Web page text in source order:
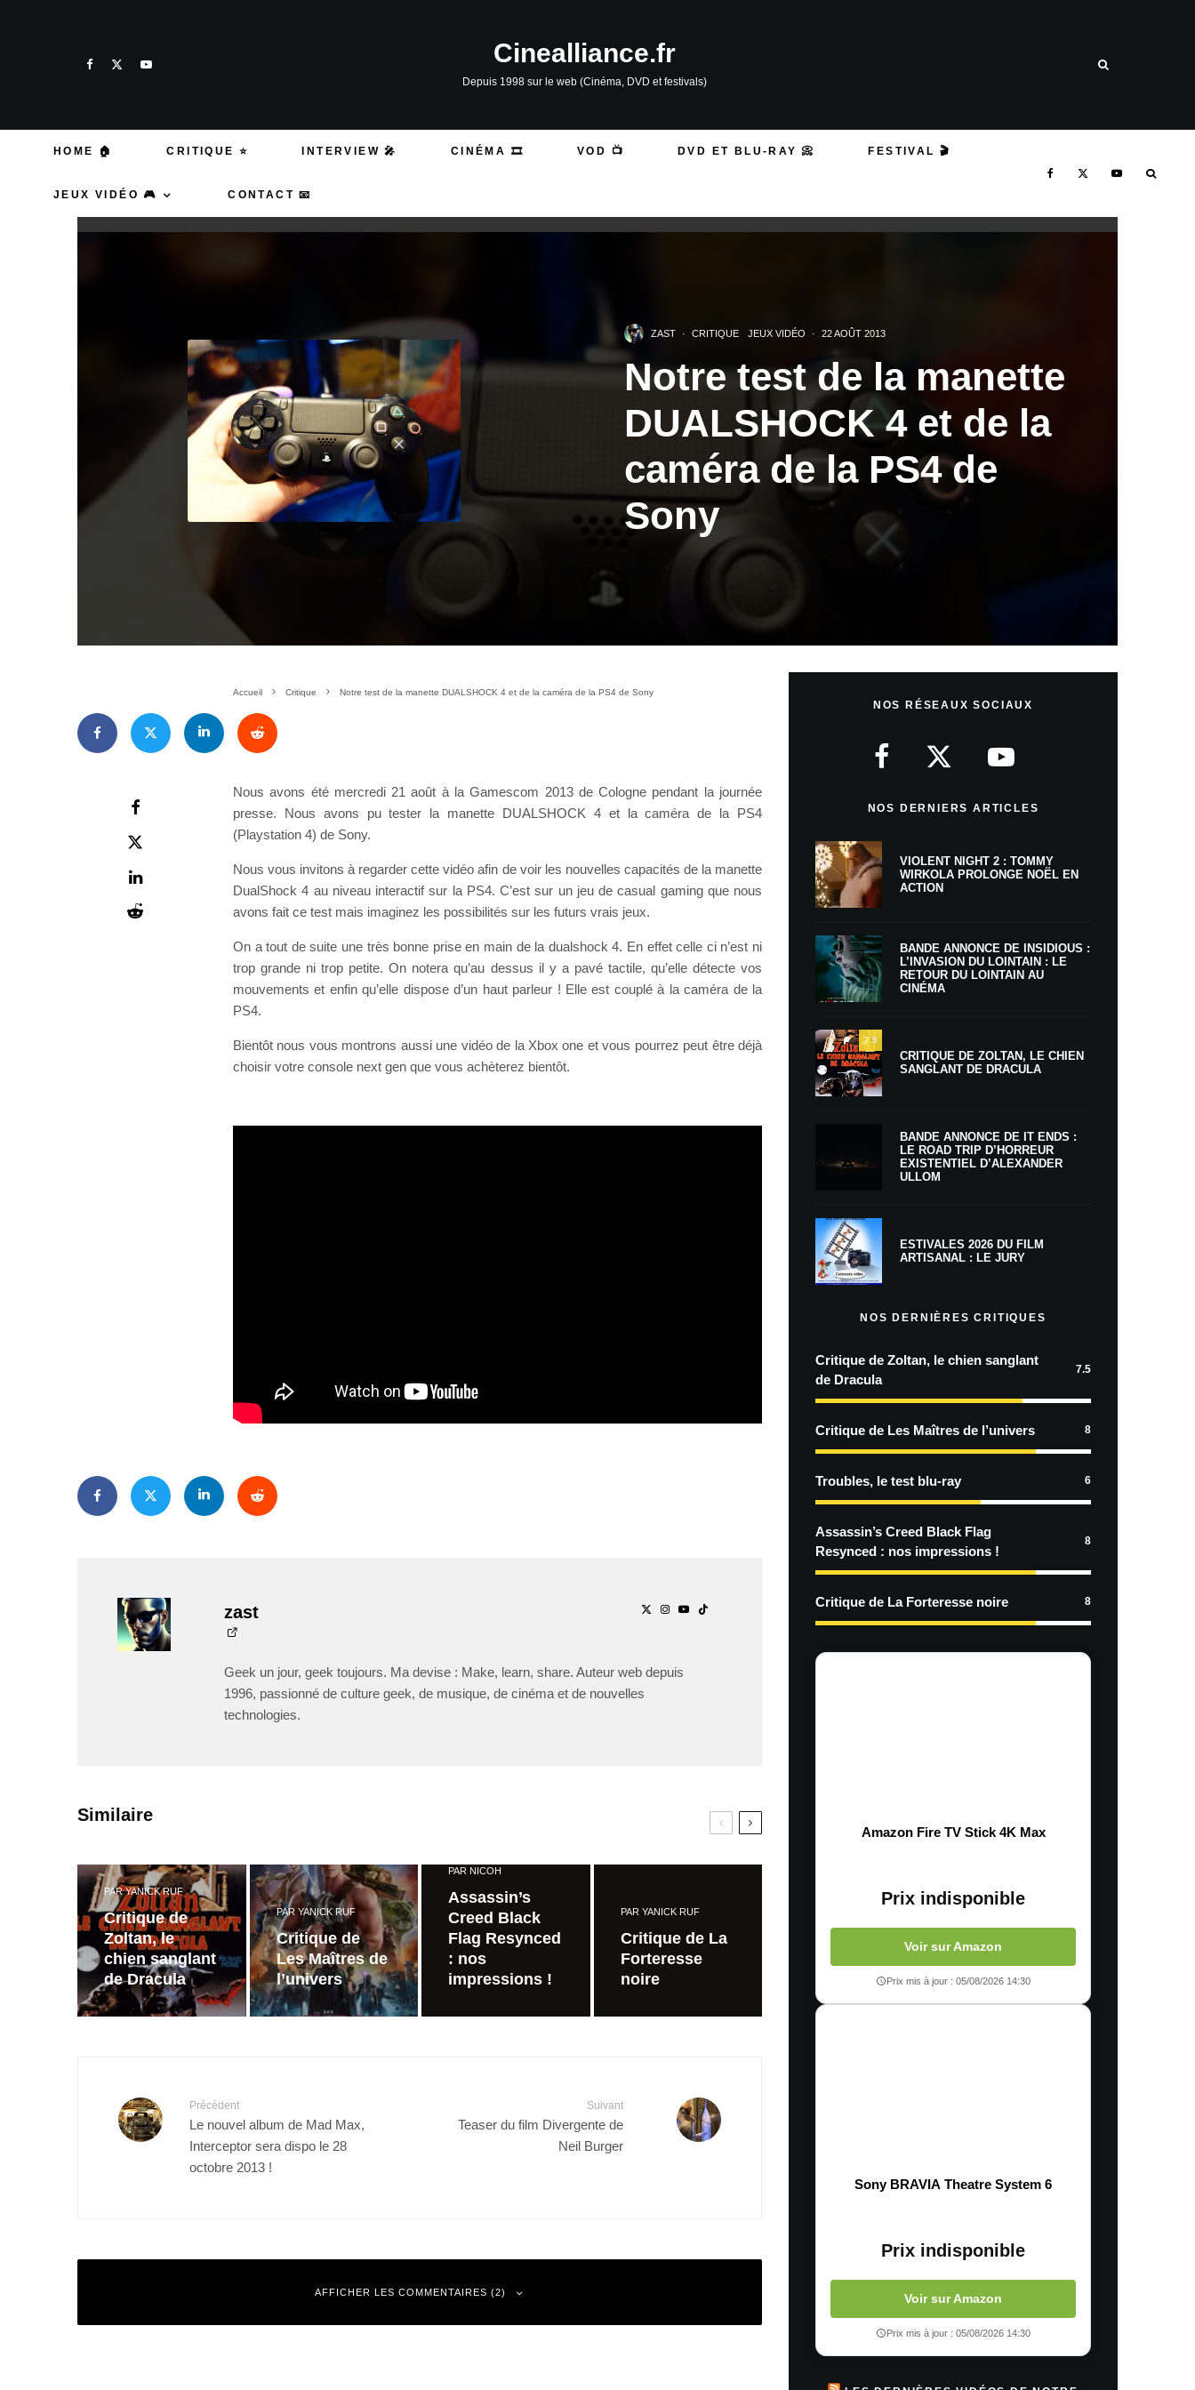
Cinealliance.fr
Depuis 1998 sur le web (Cinéma, DVD et festivals)
HOME 🏠 CRITIQUE ⭐ INTERVIEW 🎤 CINÉMA 🎞️ VOD 📺 DVD ET BLU-RAY 📀 FESTIVAL 🎬
JEUX VIDÉO 🎮 CONTACT 📧
ZAST · CRITIQUE JEUX VIDÉO · 22 AOÛT 2013
Notre test de la manette
DUALSHOCK 4 et de la
caméra de la PS4 de
Sony
Accueil Critique Notre test de la manette DUALSHOCK 4 et de la caméra de la PS4 de Sony
Nous avons été mercredi 21 août à la Gamescom 2013 de Cologne pendant la journée
presse. Nous avons pu tester la manette DUALSHOCK 4 et la caméra de la PS4
(Playstation 4) de Sony.
Nous vous invitons à regarder cette vidéo afin de voir les nouvelles capacités de la manette
DualShock 4 au niveau interactif sur la PS4. C’est sur un jeu de casual gaming que nous
avons fait ce test mais imaginez les possibilités sur les futurs vrais jeux.
On a tout de suite une très bonne prise en main de la dualshock 4. En effet celle ci n’est ni
trop grande ni trop petite. On notera qu’au dessus il y a pavé tactile, qu’elle détecte vos
mouvements et enfin qu’elle dispose d’un haut parleur ! Elle est couplé à la caméra de la
PS4.
Bientôt nous vous montrons aussi une vidéo de la Xbox one et vous pourrez peut être déjà
choisir votre console next gen que vous achèterez bientôt.
zast
Geek un jour, geek toujours. Ma devise : Make, learn, share. Auteur web depuis
1996, passionné de culture geek, de musique, de cinéma et de nouvelles
technologies.
Similaire
PARYANICK RUF
Critique de
Zoltan, le
chien sanglant
de Dracula
PAR YANICK RUF
Critique de
Les Maîtres de
l’univers
PAR NICOH
Assassin’s
Creed Black
Flag Resynced
: nos
impressions !
PAR YANICK RUF
Critique de La
Forteresse
noire
Précédent
Le nouvel album de Mad Max,
Interceptor sera dispo le 28
octobre 2013 !
Suivant
Teaser du film Divergente de
Neil Burger
AFFICHER LES COMMENTAIRES (2)
NOS RÉSEAUX SOCIAUX
NOS DERNIERS ARTICLES
VIOLENT NIGHT 2 : TOMMY
WIRKOLA PROLONGE NOËL EN
ACTION
BANDE ANNONCE DE INSIDIOUS :
L’INVASION DU LOINTAIN : LE
RETOUR DU LOINTAIN AU
CINÉMA
7.5
CRITIQUE DE ZOLTAN, LE CHIEN
SANGLANT DE DRACULA
BANDE ANNONCE DE IT ENDS :
LE ROAD TRIP D’HORREUR
EXISTENTIEL D’ALEXANDER
ULLOM
ESTIVALES 2026 DU FILM
ARTISANAL : LE JURY
NOS DERNIÈRES CRITIQUES
Critique de Zoltan, le chien sanglant
de Dracula
7.5
Critique de Les Maîtres de l’univers 8
Troubles, le test blu-ray 6
Assassin’s Creed Black Flag
Resynced : nos impressions !
8
Critique de La Forteresse noire 8
Amazon Fire TV Stick 4K Max
Prix indisponible
Voir sur Amazon
Prix mis à jour : 05/08/2026 14:30
Sony BRAVIA Theatre System 6
Prix indisponible
Voir sur Amazon
Prix mis à jour : 05/08/2026 14:30